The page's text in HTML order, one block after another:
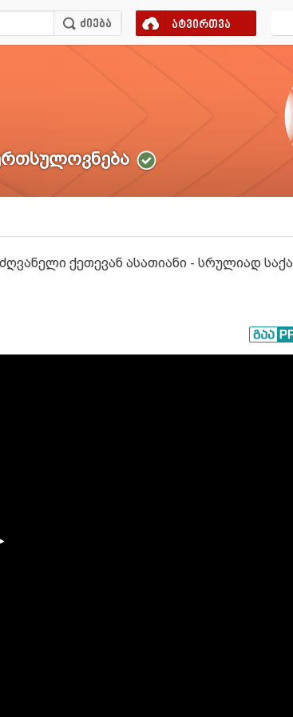
ატვირთვა
ქეთევან ასათიანი - სრულიად